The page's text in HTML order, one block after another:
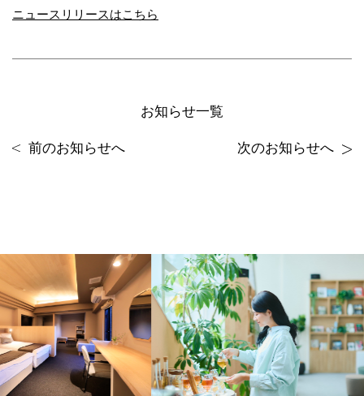
ニュースリリースはこちら
前のお知らせへ
お知らせ一覧
次のお知らせへ